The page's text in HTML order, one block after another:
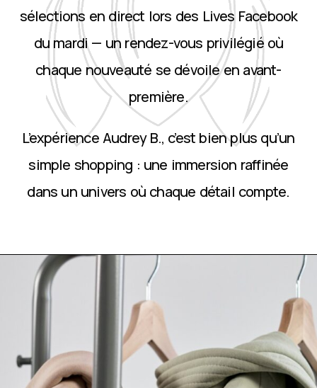
sélections en direct lors des Lives Facebook
du mardi — un rendez-vous privilégié où
chaque nouveauté se dévoile en avant-
première.
L’expérience Audrey B., c’est bien plus qu’un
simple shopping : une immersion raffinée
dans un univers où chaque détail compte.